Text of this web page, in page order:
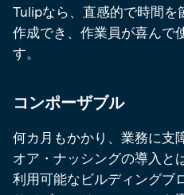
Tulipなら、直感的で時間を
作成でき、作業員が喜んで
す。
コンポーザブル
何カ月もかかり、業務に支
オア・ナッシングの導入と
利用可能なビルディングブ